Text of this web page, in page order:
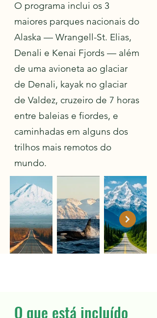
O programa inclui os 3
maiores parques nacionais do
Alaska — Wrangell-St. Elias,
Denali e Kenai Fjords — além
de uma avioneta ao glaciar
de Denali, kayak no glaciar
de Valdez, cruzeiro de 7 horas
entre baleias e fiordes, e
caminhadas em alguns dos
trilhos mais remotos do
mundo.
O que está incluído